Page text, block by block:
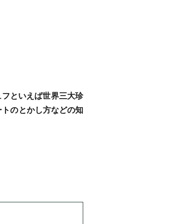
といえば世界三大珍
のとかし方などの知